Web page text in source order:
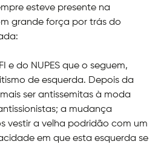
esteve presente na
grande força por trás do
e do NUPES que o seguem,
de esquerda. Depois da
ser antissemitas à moda
a mudança
vestir a velha podridão com um
em que esta esquerda se